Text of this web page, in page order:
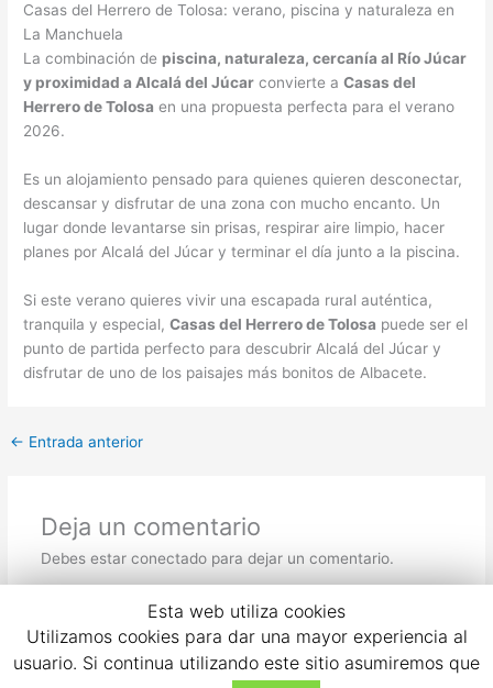
Casas del Herrero de Tolosa: verano, piscina y naturaleza en
La Manchuela
La combinación de piscina, naturaleza, cercanía al Río Júcar
y proximidad a Alcalá del Júcar convierte aCasas del
Herrero de Tolosa en una propuesta perfecta para el verano
2026.
Es un alojamiento pensado para quienes quieren desconectar,
descansar y disfrutar de una zona con mucho encanto. Un
lugar donde levantarse sin prisas, respirar aire limpio, hacer
planes por Alcalá del Júcar y terminar el día junto a la piscina.
Si este verano quieres vivir una escapada rural auténtica,
tranquila y especial,Casas del Herrero de Tolosa puede ser el
punto de partida perfecto para descubrir Alcalá del Júcar y
disfrutar de uno de los paisajes más bonitos de Albacete.
← Entrada anterior
Deja un comentario
Debes estar conectado para dejar un comentario.
Esta web utiliza cookies
Utilizamos cookies para dar una mayor experiencia al
usuario. Si continua utilizando este sitio asumiremos que